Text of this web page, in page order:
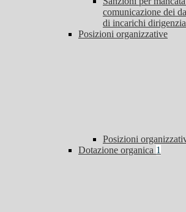
comunicazione dei
di incarichi
Posizioni organizzative
Posizioni
Dotazione organica 1